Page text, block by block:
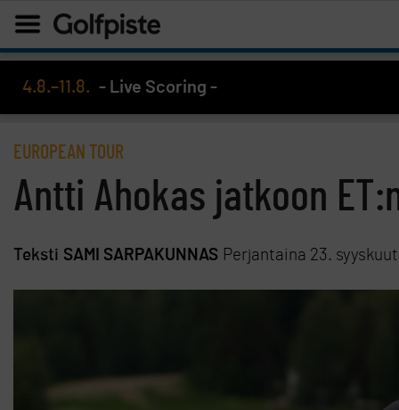
4.8.–11.8. - Live Scoring -
EUROPEAN TOUR
Antti Ahokas jatkoon
Teksti SAMI SARPAKUNNAS Perjantaina 23.